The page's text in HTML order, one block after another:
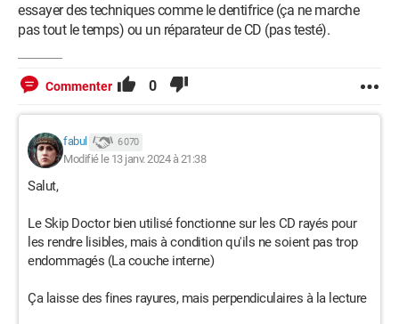
essayer des techniques comme le dentifrice (ça ne marche
pas tout le temps) ou un réparateur de CD (pas testé).
Commenter 0
fabul 6 070
Modifié le 13 janv. 2024 à 21:38
Salut,
Le Skip Doctor bien utilisé fonctionne sur les CD rayés pour
les rendre lisibles, mais à condition qu'ils ne soient pas trop
endommagés (La couche interne)
Ça laisse des fines rayures, mais perpendiculaires à la lecture